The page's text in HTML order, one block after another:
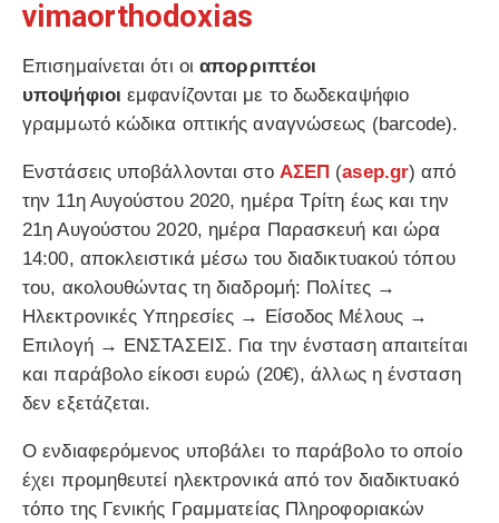
vimaorthodoxias
Επισημαίνεται ότι οιαπορριπτέοι
υποψήφιοι εμφανίζονται με το δωδεκαψήφιο
γραμμωτό κώδικα οπτικής αναγνώσεως (barcode).
Ενστάσεις υποβάλλονται στο ΑΣΕΠ (asep.gr) από
την 11η Αυγούστου 2020, ημέρα Τρίτη έως και την
21η Αυγούστου 2020, ημέρα Παρασκευή και ώρα
14:00, αποκλειστικά μέσω του διαδικτυακού τόπου
του, ακολουθώντας τη διαδρομή: Πολίτες →
Ηλεκτρονικές Υπηρεσίες → Είσοδος Μέλους →
Επιλογή → ΕΝΣΤΑΣΕΙΣ. Για την ένσταση απαιτείται
και παράβολο είκοσι ευρώ (20€), άλλως η ένσταση
δεν εξετάζεται.
Ο ενδιαφερόμενος υποβάλει το παράβολο το οποίο
έχει προμηθευτεί ηλεκτρονικά από τον διαδικτυακό
τόπο της Γενικής Γραμματείας Πληροφοριακών